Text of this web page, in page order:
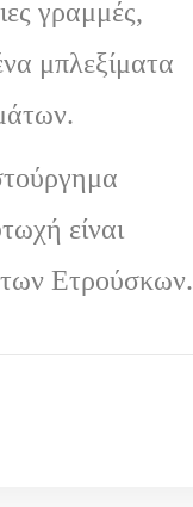
γραμμές,
μπλεξίματα
είναι
των Ετρούσκων.